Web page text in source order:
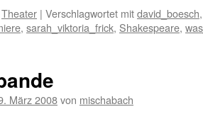
Theater | Verschlagwortet mitdavid_boesch
, sarah_viktoria_frick, Shakespeare,
März 2008von mischabach